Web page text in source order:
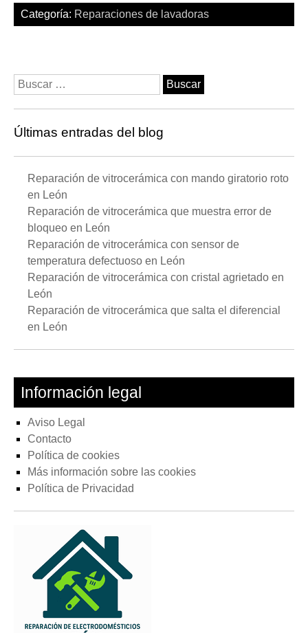
Categoría: Reparaciones de lavadoras
Buscar:
Últimas entradas del blog
Reparación de vitrocerámica con mando giratorio roto
en León
Reparación de vitrocerámica que muestra error de
bloqueo en León
Reparación de vitrocerámica con sensor de
temperatura defectuoso en León
Reparación de vitrocerámica con cristal agrietado en
León
Reparación de vitrocerámica que salta el diferencial
en León
Información legal
Aviso Legal
Contacto
Política de cookies
Más información sobre las cookies
Política de Privacidad